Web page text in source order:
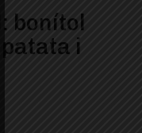
bonítol
patata i